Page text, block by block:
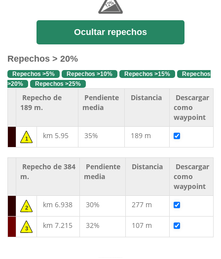
Ocultar repechos
Repechos > 20%
Repechos >5% Repechos >10% Repechos >15%
Repechos
>20%
Repechos >25%
Repecho de
189 m.
Pendiente
media
Distancia
Descargar
como
waypoint
1 km 5.95 35% 189 m
Repecho de 384
m.
Pendiente
media
Distancia
Descargar
como
waypoint
2 km 6.938 30% 277 m
3 km 7.215 32% 107 m